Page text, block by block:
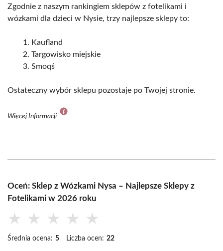
Zgodnie z naszym rankingiem sklepów z fotelikami i
wózkami dla dzieci w Nysie, trzy najlepsze sklepy to:
Kaufland
Targowisko miejskie
Smoqś
Ostateczny wybór sklepu pozostaje po Twojej stronie.
Więcej Informacji
Oceń: Sklep z Wózkami Nysa – Najlepsze Sklepy z
Fotelikami w 2026 roku
★ ★ ★ ★ ★
Średnia ocena: 5 Liczba ocen: 22